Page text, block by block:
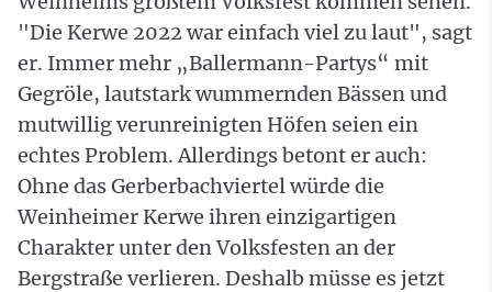
"Die Kerwe 2022 war einfach viel zu laut", sagt
er. Immer mehr „Ballermann-Partys“ mit
Gegröle, lautstark wummernden Bässen und
mutwillig verunreinigten Höfen seien ein
echtes Problem. Allerdings betont er auch:
Ohne das Gerberbachviertel würde die
Weinheimer Kerwe ihren einzigartigen
Charakter unter den Volksfesten an der
Bergstraße verlieren. Deshalb müsse es jetzt